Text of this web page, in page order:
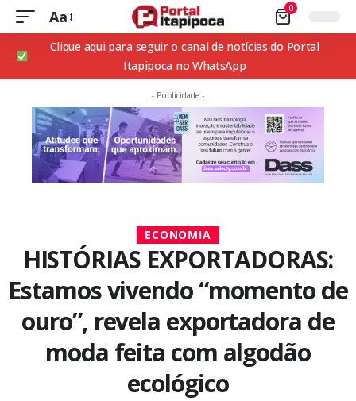
Aa 0
Clique aqui para seguir o canal de notícias do Portal
Itapipoca no WhatsApp
- Publicidade -
ECONOMIA
HISTÓRIAS EXPORTADORAS:
Estamos vivendo “momento de
ouro”, revela exportadora de
moda feita com algodão
ecológico